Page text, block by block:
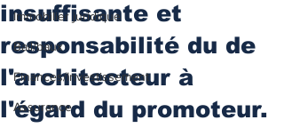
Immobilier juridique
Bail/baux
Finances/Investissement
Assurance
insuffisante et
responsabilité du de
l'architecteur à
l'égard du promoteur.